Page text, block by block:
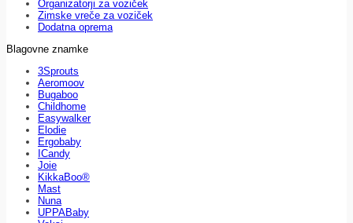
Organizatorji za voziček
Zimske vreče za voziček
Dodatna oprema
Blagovne znamke
3Sprouts
Aeromoov
Bugaboo
Childhome
Easywalker
Elodie
Ergobaby
ICandy
Joie
KikkaBoo®
Mast
Nuna
UPPABaby